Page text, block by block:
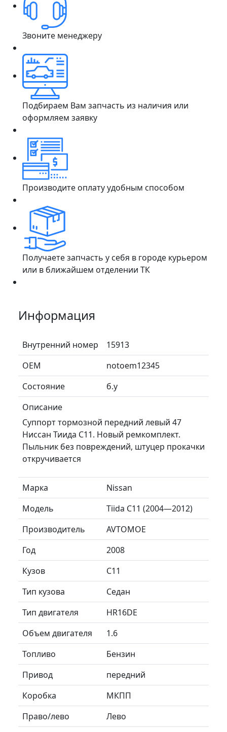
Звоните менеджеру
Подбираем Вам запчасть из наличия или
оформляем заявку
Производите оплату удобным способом
Получаете запчасть у себя в городе курьером
или в ближайшем отделении ТК
Информация
Внутренний номер
15913
ОЕМ
notoem12345
Состояние
б.у
Описание
Суппорт тормозной передний левый 47
Ниссан Тиида C11. Новый ремкомплект.
Пыльник без повреждений, штуцер прокачки
откручивается
Марка
Nissan
Модель
Tiida C11 (2004—2012)
Производитель
AVTOMOE
Год
2008
Кузов
C11
Тип кузова
Седан
Тип двигателя
HR16DE
Объем двигателя
1.6
Топливо
Бензин
Привод
передний
Коробка
МКПП
Право/лево
Лево